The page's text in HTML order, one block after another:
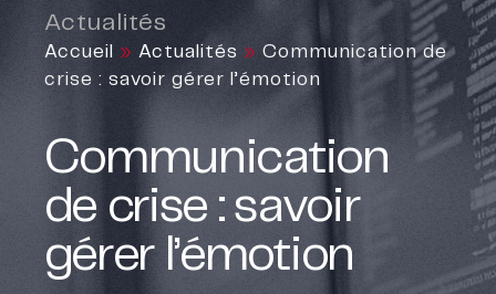
Actualités
Accueil » Actualités » Communication de
crise : savoir gérer l’émotion
Communication
de crise : savoir
gérer l’émotion